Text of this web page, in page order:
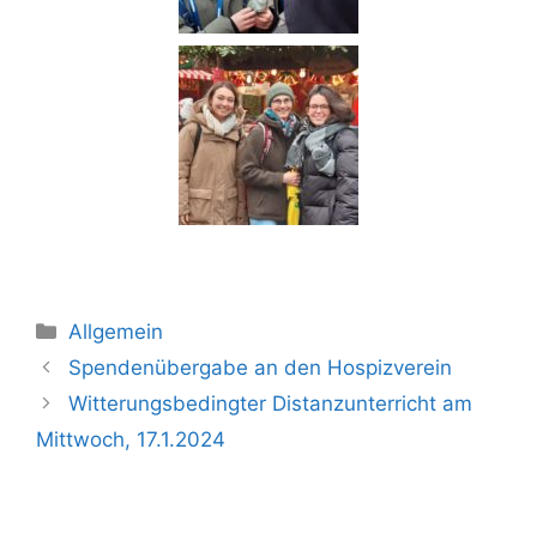
Allgemein
Spendenübergabe an den Hospizverein
Witterungsbedingter Distanzunterricht am
Mittwoch, 17.1.2024